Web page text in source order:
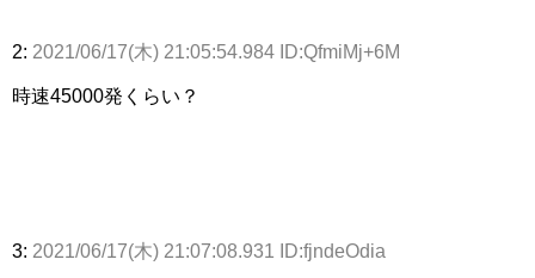
2: 2021/06/17(木) 21:05:54.984 ID:QfmiMj+6M
時速45000発くらい？
3: 2021/06/17(木) 21:07:08.931 ID:fjndeOdia